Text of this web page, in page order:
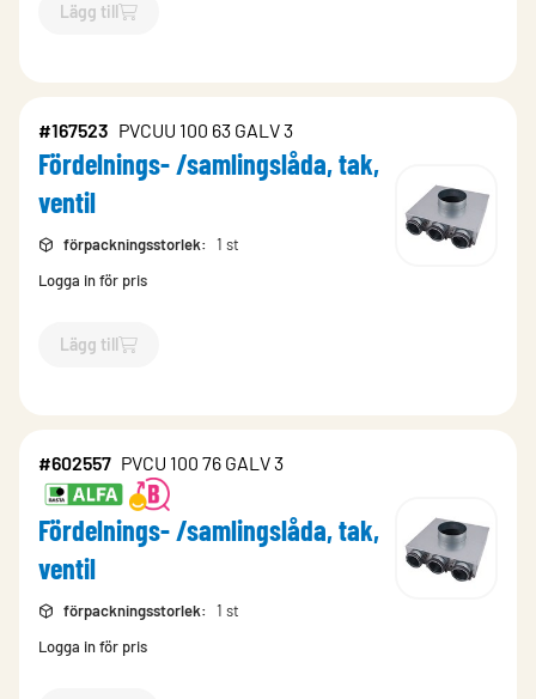
Lägg till
`$Lägg till
#167523 PVCUU 100 63 GALV 3
Fördelnings- /samlingslåda, tak,
ventil
förpackningsstorlek:
1 st
Logga in för pris
Lägg till
`$Lägg till
#602557 PVCU 100 76 GALV 3
Fördelnings- /samlingslåda, tak,
ventil
förpackningsstorlek:
1 st
Logga in för pris